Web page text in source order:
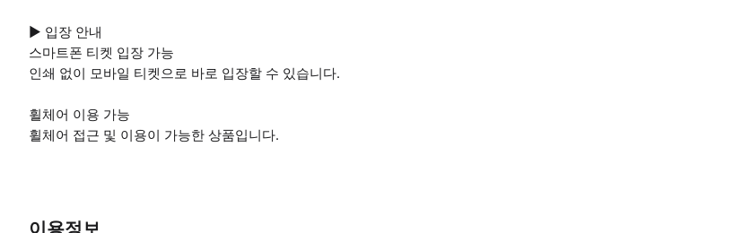
▶ 입장 안내
스마트폰 티켓 입장 가능
인쇄 없이 모바일 티켓으로 바로 입장할 수 있습니다.
휠체어 이용 가능
휠체어 접근 및 이용이 가능한 상품입니다.
이용정보